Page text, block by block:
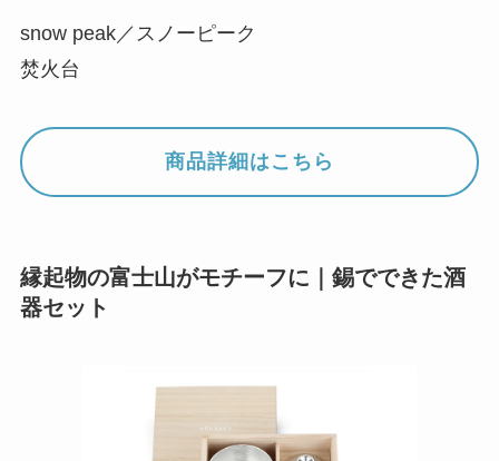
snow peak／スノーピーク
焚火台
商品詳細はこちら
縁起物の富士山がモチーフに｜錫でできた酒
器セット